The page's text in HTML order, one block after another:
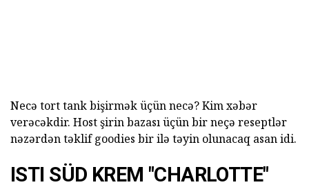
Necə tort tank bişirmək üçün necə? Kim xəbər
verəcəkdir. Host şirin bazası üçün bir neçə reseptlər
nəzərdən təklif goodies bir ilə təyin olunacaq asan idi.
ISTI SÜD KREM "CHARLOTTE"